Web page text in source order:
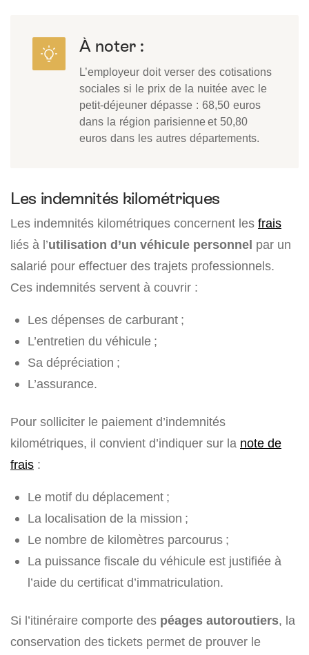
À noter :
L’employeur doit verser des cotisations
sociales si le prix de la nuitée avec le
petit-déjeuner dépasse : 68,50 euros
dans la région parisienne et 50,80
euros dans les autres départements.
Les indemnités kilométriques
Les indemnités kilométriques concernent les frais
liés à l’utilisation d’un véhicule personnel par un
salarié pour effectuer des trajets professionnels.
Ces indemnités servent à couvrir :
Les dépenses de carburant ;
L’entretien du véhicule ;
Sa dépréciation ;
L’assurance.
Pour solliciter le paiement d’indemnités
kilométriques, il convient d’indiquer sur la note de
frais :
Le motif du déplacement ;
La localisation de la mission ;
Le nombre de kilomètres parcourus ;
La puissance fiscale du véhicule est justifiée à
l’aide du certificat d’immatriculation.
Si l’itinéraire comporte des péages autoroutiers, la
conservation des tickets permet de prouver le